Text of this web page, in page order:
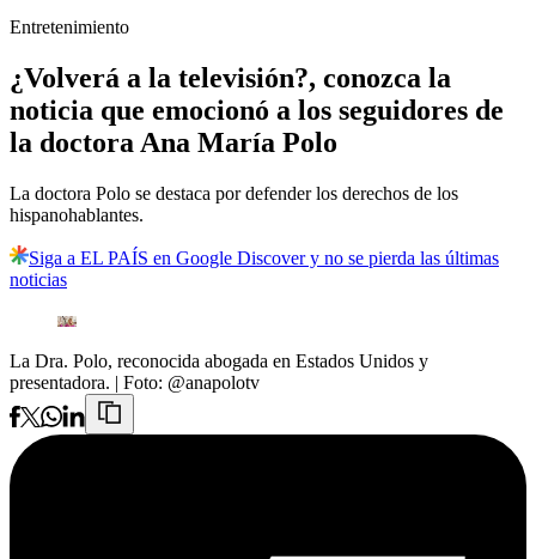
Entretenimiento
¿Volverá a la televisión?, conozca la
noticia que emocionó a los seguidores de
la doctora Ana María Polo
La doctora Polo se destaca por defender los derechos de los
hispanohablantes.
Siga a EL PAÍS en Google Discover y no se pierda las últimas
noticias
La Dra. Polo, reconocida abogada en Estados Unidos y
presentadora. | Foto: @anapolotv